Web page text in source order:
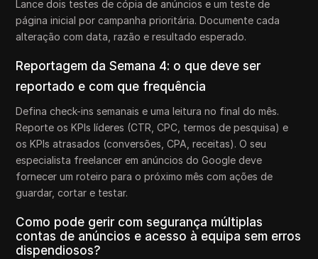
Lance dois testes de cópia de anúncios e um teste de
página inicial por campanha prioritária. Documente cada
alteração com data, razão e resultado esperado.
Reportagem da Semana 4: o que deve ser
reportado e com que frequência
Defina check-ins semanais e uma leitura no final do mês.
Reporte os KPIs líderes (CTR, CPC, termos de pesquisa) e
os KPIs atrasados (conversões, CPA, receitas). O seu
especialista freelancer em anúncios do Google deve
fornecer um roteiro para o próximo mês com ações de
guardar, cortar e testar.
Como pode gerir com segurança múltiplas
contas de anúncios e acesso à equipa sem erros
dispendiosos?